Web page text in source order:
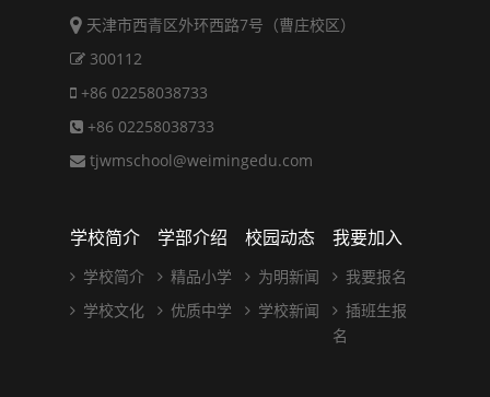
天津市西青区外环西路7号（曹庄校区）
300112
+86 02258038733
+86 02258038733
tjwmschool@weimingedu.com
学校简介
学校简介
学校文化
学部介绍
精品小学
优质中学
校园动态
为明新闻
学校新闻
我要加入
我要报名
插班生报
名